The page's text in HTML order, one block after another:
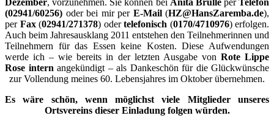
Dezember, vorzunehmen. Sie können bei Anita BrülleperTelefon
(02941/60256) oder bei mir per E-Mail(HZ@HansZaremba.de),
per Fax(02941/271378) odertelefonisch (0170/4710976) erfolgen.
Auch beim Jahresausklang 2011 entstehen den Teilnehmerinnen und
Teilnehmern für das Essen keine Kosten. Diese Aufwendungen
werde ich – wie bereits in der letzten Ausgabe von Rote Lippe
Rose intern angekündigt – als Dankeschön für die Glückwünsche
zur Vollendung meines 60. Lebensjahres im Oktober übernehmen.
Es wäre schön, wenn möglichst viele Mitglieder unseres
Ortsvereins dieser Einladung folgen würden.